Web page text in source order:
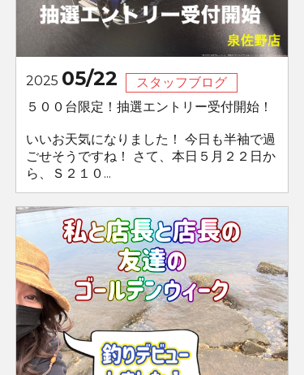
2025 05/22
スタッフブログ
５００台限定！抽選エントリー受付開始！
いいお天気になりました！ 今日も半袖で過
ごせそうですね！ さて、本日５月２２日か
ら、Ｓ２１０...